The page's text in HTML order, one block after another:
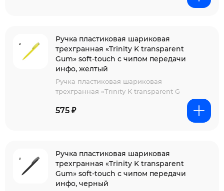
Ручка пластиковая шариковая
трехгранная «Trinity K transparent
Gum» soft-touch с чипом передачи
инфо, желтый
Ручка пластиковая шариковая
трехгранная «Trinity K transparent G
575 ₽
Ручка пластиковая шариковая
трехгранная «Trinity K transparent
Gum» soft-touch с чипом передачи
инфо, черный